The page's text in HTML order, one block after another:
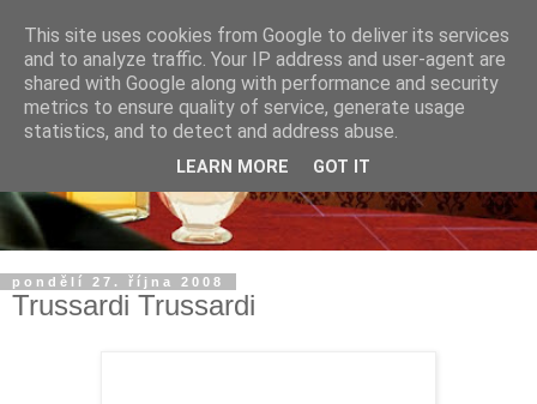
pondělí 27. října 2008
Trussardi Trussardi
This site uses cookies from Google to deliver its services
and to analyze traffic. Your IP address and user-agent are
shared with Google along with performance and security
metrics to ensure quality of service, generate usage
statistics, and to detect and address abuse.
LEARN MORE GOT IT